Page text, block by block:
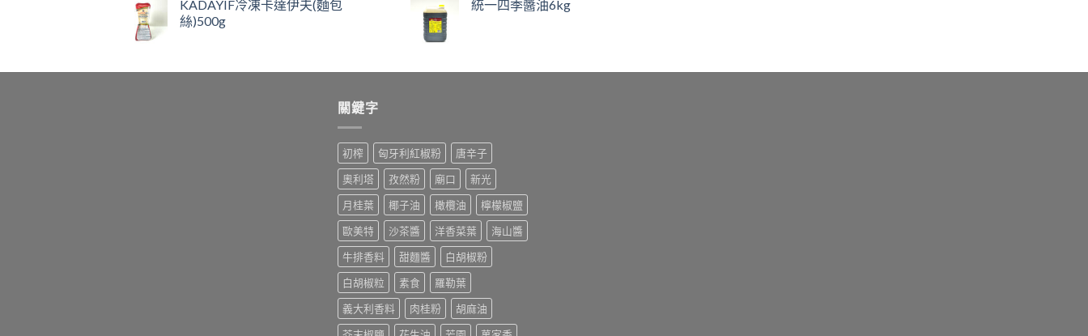
KADAYIF冷凍卡達伊夫(麵包
絲)500g
統一四季醬油6kg
關鍵字
初榨 匈牙利紅椒粉
唐辛子
奧利塔
孜然粉 廟口
新光
月桂葉
椰子油 橄欖油
檸檬椒鹽
歐美特
沙茶醬 洋香菜葉
海山醬
牛排香料
甜麵醬
白胡椒粉
白胡椒粒
素食
羅勒葉
義大利香料
肉桂粉
胡麻油